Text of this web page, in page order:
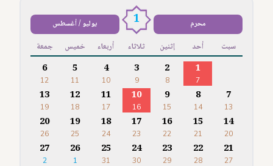
محرم 1 يوليو / أغسطس
سبت أحد إثنين ثلاثاء أربعاء خميس جمعة
1
7
2
8
3
9
4
10
5
11
6
12
7
13
8
14
9
15
10
16
11
17
12
18
13
19
14
20
15
21
16
22
17
23
18
24
19
25
20
26
21
27
22
28
23
29
24
30
25
31
26
1
27
2